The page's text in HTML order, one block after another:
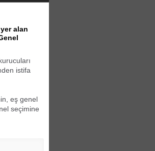
alan
istifa
eş genel
seçimine